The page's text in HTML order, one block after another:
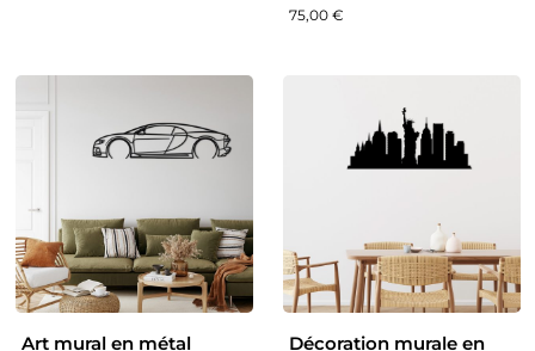
75,00 €
Art mural en métal
Décoration murale en